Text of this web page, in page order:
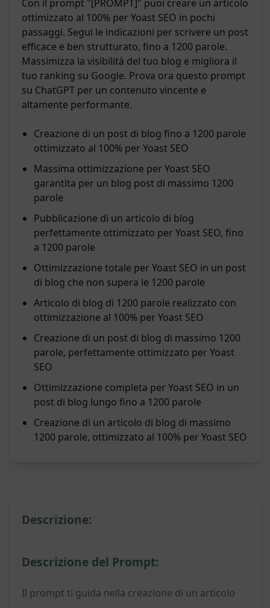
Con il prompt "[PROMPT]" puoi creare un articolo
ottimizzato al 100% per Yoast SEO in pochi
passaggi. Segui le indicazioni per scrivere un post
efficace e ben strutturato, fino a 1200 parole.
Massimizza la visibilità del tuo blog e migliora il
tuo ranking su Google. Prova ora questo prompt
su ChatGPT per un contenuto vincente e
altamente performante.
Creazione di un post di blog fino a 1200 parole
ottimizzato al 100% per Yoast SEO
Massima ottimizzazione per Yoast SEO
garantita per un blog post di massimo 1200
parole
Pubblicazione di un articolo di blog
perfettamente ottimizzato per Yoast SEO, fino
a 1200 parole
Ottimizzazione totale per Yoast SEO in un post
di blog che non supera le 1200 parole
Articolo di blog di 1200 parole realizzato con
ottimizzazione al 100% per Yoast SEO
Creazione di un post di blog di massimo 1200
parole, perfettamente ottimizzato per Yoast
SEO
Ottimizzazione completa per Yoast SEO in un
post di blog lungo fino a 1200 parole
Creazione di un articolo di blog di massimo
1200 parole, ottimizzato al 100% per Yoast SEO
Descrizione:
Descrizione del Prompt:
Il prompt ti guida nella creazione di un articolo